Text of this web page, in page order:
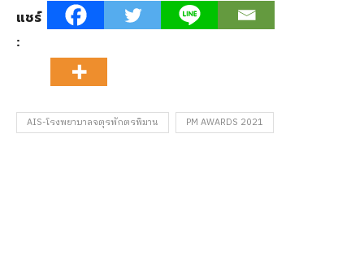
แชร์
:
AIS-โรงพยาบาลจตุรพักตรพิมาน PM AWARDS 2021